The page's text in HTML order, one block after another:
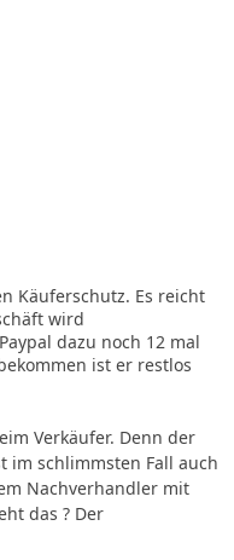
Käuferschutz. Es reicht
wird
dazu noch 12 mal
ist er restlos
Verkäufer. Denn der
im schlimmsten Fall auch
Nachverhandler mit
das ? Der